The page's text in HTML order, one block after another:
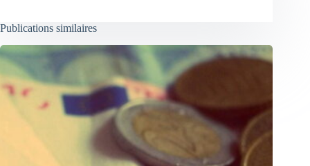
Publications similaires